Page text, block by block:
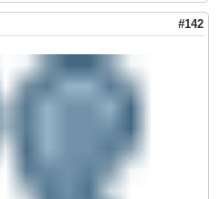
#142